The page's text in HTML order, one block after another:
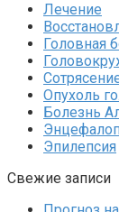
Лечение
Головная
Опухоль
Болезнь
Эпилепсия
Свежие записи